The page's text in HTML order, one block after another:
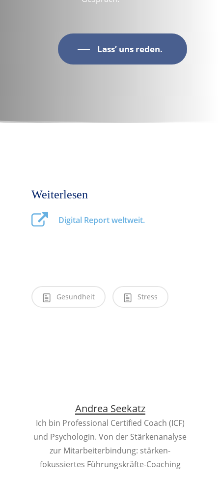
Lass’ uns reden.
Weiterlesen
Digital Report weltweit.
Gesundheit Stress
Andrea Seekatz
Ich bin Professional Certified Coach (ICF)
und Psychologin. Von der Stärkenanalyse
zur Mitarbeiterbindung: stärken-
fokussiertes Führungskräfte-Coaching